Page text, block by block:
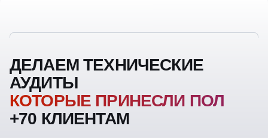
ДЕЛАЕМ ТЕХНИЧЕСКИЕ
АУДИТЫ
КОТОРЫЕ ПРИНЕСЛИ ПОЛЬЗУ